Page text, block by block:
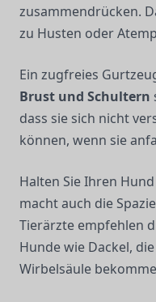
zusammendrücken.
zu Husten oder
Ein zugfreies
Brust und Schultern
dass sie sich nicht
können, wenn sie
Halten Sie Ihren
macht auch die
Tierärzte empfehlen
Hunde wie Dackel,
Wirbelsäule